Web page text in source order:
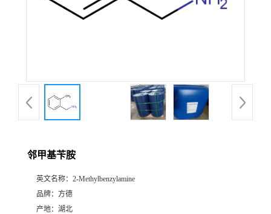
邻甲基苄胺
英文名称： 2-Methylbenzylamine
品牌： 方德
产地： 湖北